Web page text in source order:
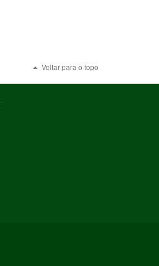
Voltar para o topo